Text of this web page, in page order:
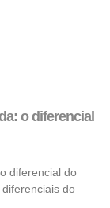
o diferencial
diferencial do
do